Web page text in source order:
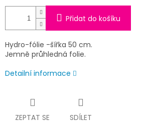
Přidat do košíku
Hydro-fólie -šířka 50 cm.
Jemně průhledná folie.
Detailní informace
ZEPTAT SE SDÍLET